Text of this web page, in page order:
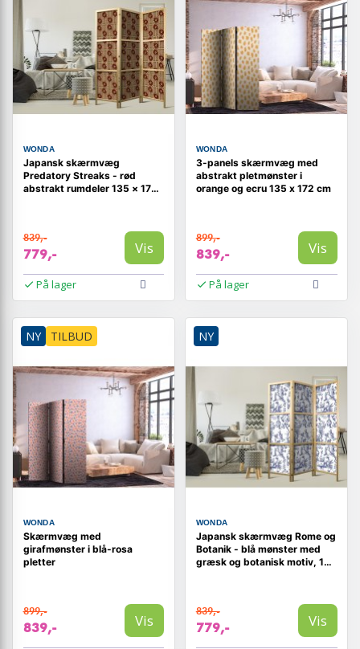
WONDA
Japansk skærmvæg
Predatory Streaks - rød
abstrakt rumdeler 135 × 172
839,-
779,- Vis
På lager
WONDA
3-panels skærmvæg med
abstrakt pletmønster i
orange og ecru 135 x 172 cm
899,-
839,- Vis
På lager
NY TILBUD
WONDA
Skærmvæg med
girafmønster i blå-rosa
pletter
899,-
839,- Vis
NY
WONDA
Japansk skærmvæg Rome og
Botanik - blå mønster med
græsk og botanisk motiv, 135
839,-
779,- Vis